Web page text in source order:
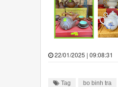
22/01/2025 | 09:08:31
Tag bo binh tra